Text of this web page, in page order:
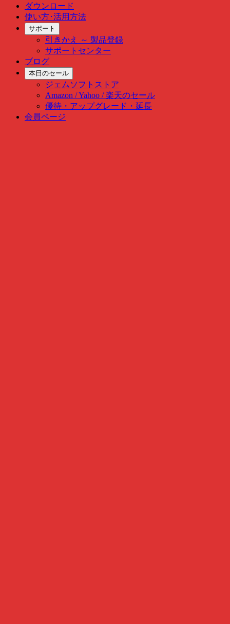
ダウンロード
使い方･活用方法
サポート
引きかえ ～ 製品登録
サポートセンター
ブログ
本日のセール
ジェムソフトストア
Amazon / Yahoo / 楽天のセール
優待・アップグレード・延長
会員ページ